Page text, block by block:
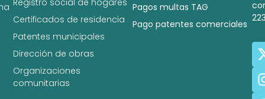
Pagos multas TAG
Pago patentes comerciales
Registro social de hogares
Certificados de residencia
Patentes municipales
Dirección de obras
Organizaciones
comunitarias